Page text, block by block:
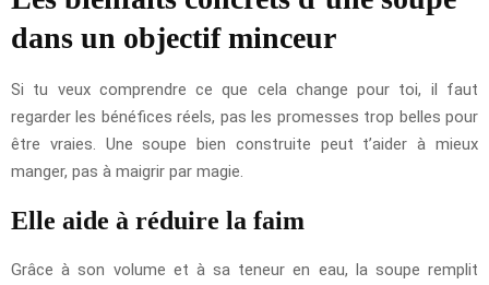
dans un objectif minceur
Si tu veux comprendre ce que cela change pour toi, il faut
regarder les bénéfices réels, pas les promesses trop belles pour
être vraies. Une soupe bien construite peut t’aider à mieux
manger, pas à maigrir par magie.
Elle aide à réduire la faim
Grâce à son volume et à sa teneur en eau, la soupe remplit